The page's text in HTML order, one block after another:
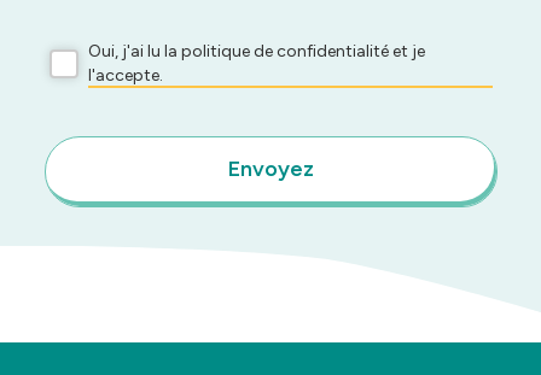
Oui, j'ai lu la politique de confidentialité et je
l'accepte.
Envoyez